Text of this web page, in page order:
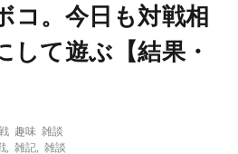
コ。今日も対戦相
して遊ぶ【結果・
趣味 雑談
雑記 雑談